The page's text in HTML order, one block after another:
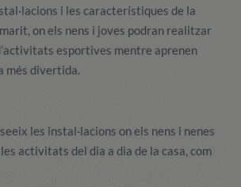
i les característiques de la
on els nens i joves podran realitzar
esportives mentre aprenen
més divertida.
les instal·lacions on els nens i nenes
activitats del dia a dia de la casa, com